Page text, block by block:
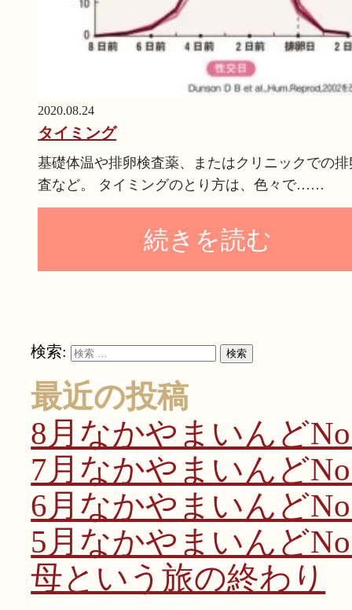
2020.08.24
タイミング
基礎体温や排卵検査薬、またはクリニックでの
査など。 タイミングのとり方は、色々で……
続きを読む
検索: 検索
最近の投稿
8月なかやまいんど
7月なかやまいんど
6月なかやまいんど
5月なかやまいんど
母という旅の終わり